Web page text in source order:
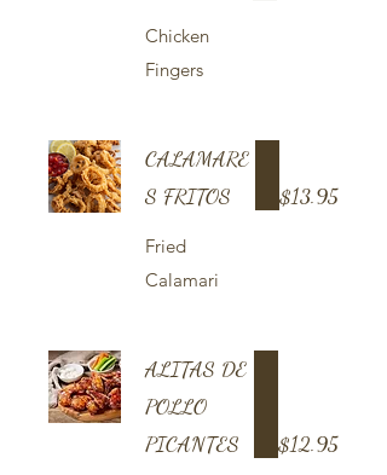
Chicken
Fingers
CALAMARE
S FRITOS
Fried
Calamari
$13.95
ALITAS DE
POLLO
PICANTES
$12.95